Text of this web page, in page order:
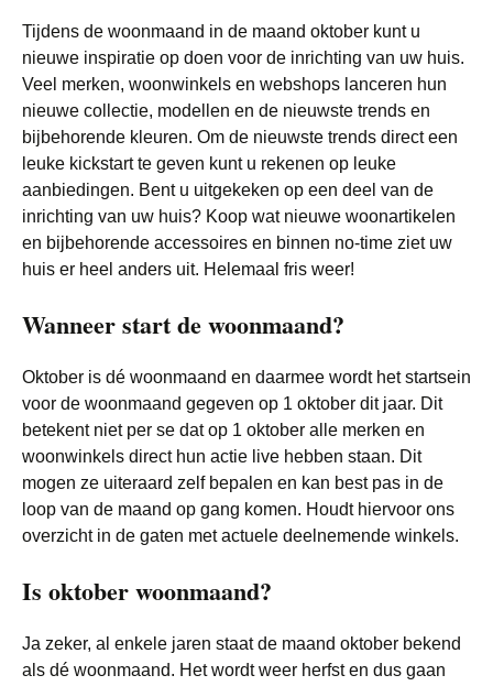
Tijdens de woonmaand in de maand oktober kunt u
nieuwe inspiratie op doen voor de inrichting van uw huis.
Veel merken, woonwinkels en webshops lanceren hun
nieuwe collectie, modellen en de nieuwste trends en
bijbehorende kleuren. Om de nieuwste trends direct een
leuke kickstart te geven kunt u rekenen op leuke
aanbiedingen. Bent u uitgekeken op een deel van de
inrichting van uw huis? Koop wat nieuwe woonartikelen
en bijbehorende accessoires en binnen no-time ziet uw
huis er heel anders uit. Helemaal fris weer!
Wanneer start de woonmaand?
Oktober is dé woonmaand en daarmee wordt het startsein
voor de woonmaand gegeven op 1 oktober dit jaar. Dit
betekent niet per se dat op 1 oktober alle merken en
woonwinkels direct hun actie live hebben staan. Dit
mogen ze uiteraard zelf bepalen en kan best pas in de
loop van de maand op gang komen. Houdt hiervoor ons
overzicht in de gaten met actuele deelnemende winkels.
Is oktober woonmaand?
Ja zeker, al enkele jaren staat de maand oktober bekend
als dé woonmaand. Het wordt weer herfst en dus gaan